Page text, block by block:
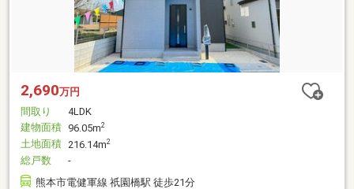
2,690万円
間取り
4LDK
建物面積 96.05m2
土地面積 216.14m2
総戸数
-
熊本市電健軍線 祇園橋駅 徒歩21分